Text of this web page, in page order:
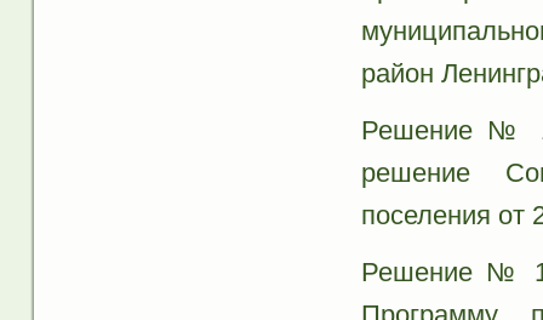
район
Решение №
решение
поселения от
Решение №